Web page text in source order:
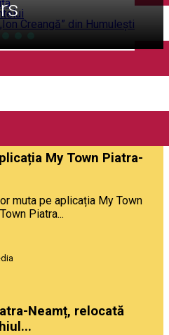
Creangă” din Humuleşti
My Town Piatra-
muta pe aplicația My Town
Piatra...
Neamț, relocată